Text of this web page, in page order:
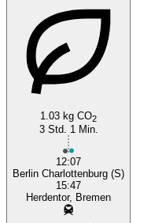
1.03 kg CO2
3 Std. 1 Min.
12:07
Berlin Charlottenburg (S)
15:47
Herdentor, Bremen